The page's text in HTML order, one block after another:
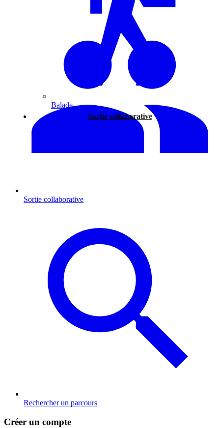
Balade
Sortie collaborative
Sortie collaborative
Rechercher un parcours
Créer un compte